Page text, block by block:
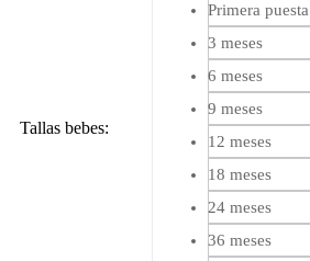
Tallas bebes:
Primera puesta
3 meses
6 meses
9 meses
12 meses
18 meses
24 meses
36 meses